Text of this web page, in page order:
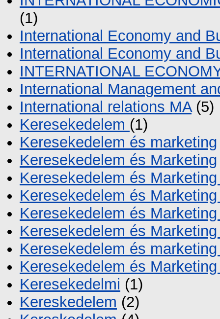
(1)
International Economy and
International Economy and
INTERNATIONAL
International Management
International relations MA(5)
Keresekedelem (1)
Keresekedelem és marketing
Keresekedelem és Marketing
Keresekedelem és
Keresekedelem és
Keresekedelem és
Keresekedelem és
Keresekedelem és
Keresekedelem és
Keresekedelmi (1)
Kereskedelem (2)